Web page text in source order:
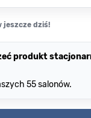
jeszcze dziś!
produkt
55 salonów.